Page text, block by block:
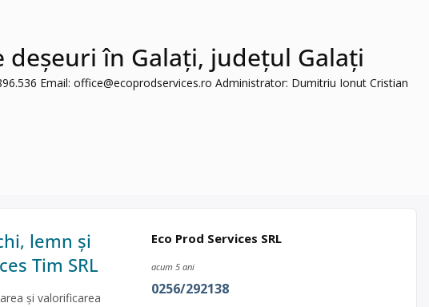
deșeuri în Galați, județul Galați
Email: office@ecoprodservices.ro Administrator: Dumitriu Ionut Cristian
lemn și
Tim SRL
și valorificarea
Eco Prod Services SRL
acum 5 ani
0256/292138